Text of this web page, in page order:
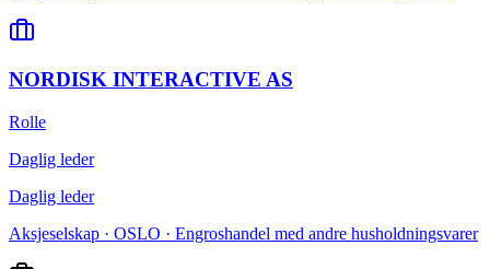
NORDISK INTERACTIVE AS
Rolle
Daglig leder
Daglig leder
Aksjeselskap · OSLO · Engroshandel med andre husholdningsvarer